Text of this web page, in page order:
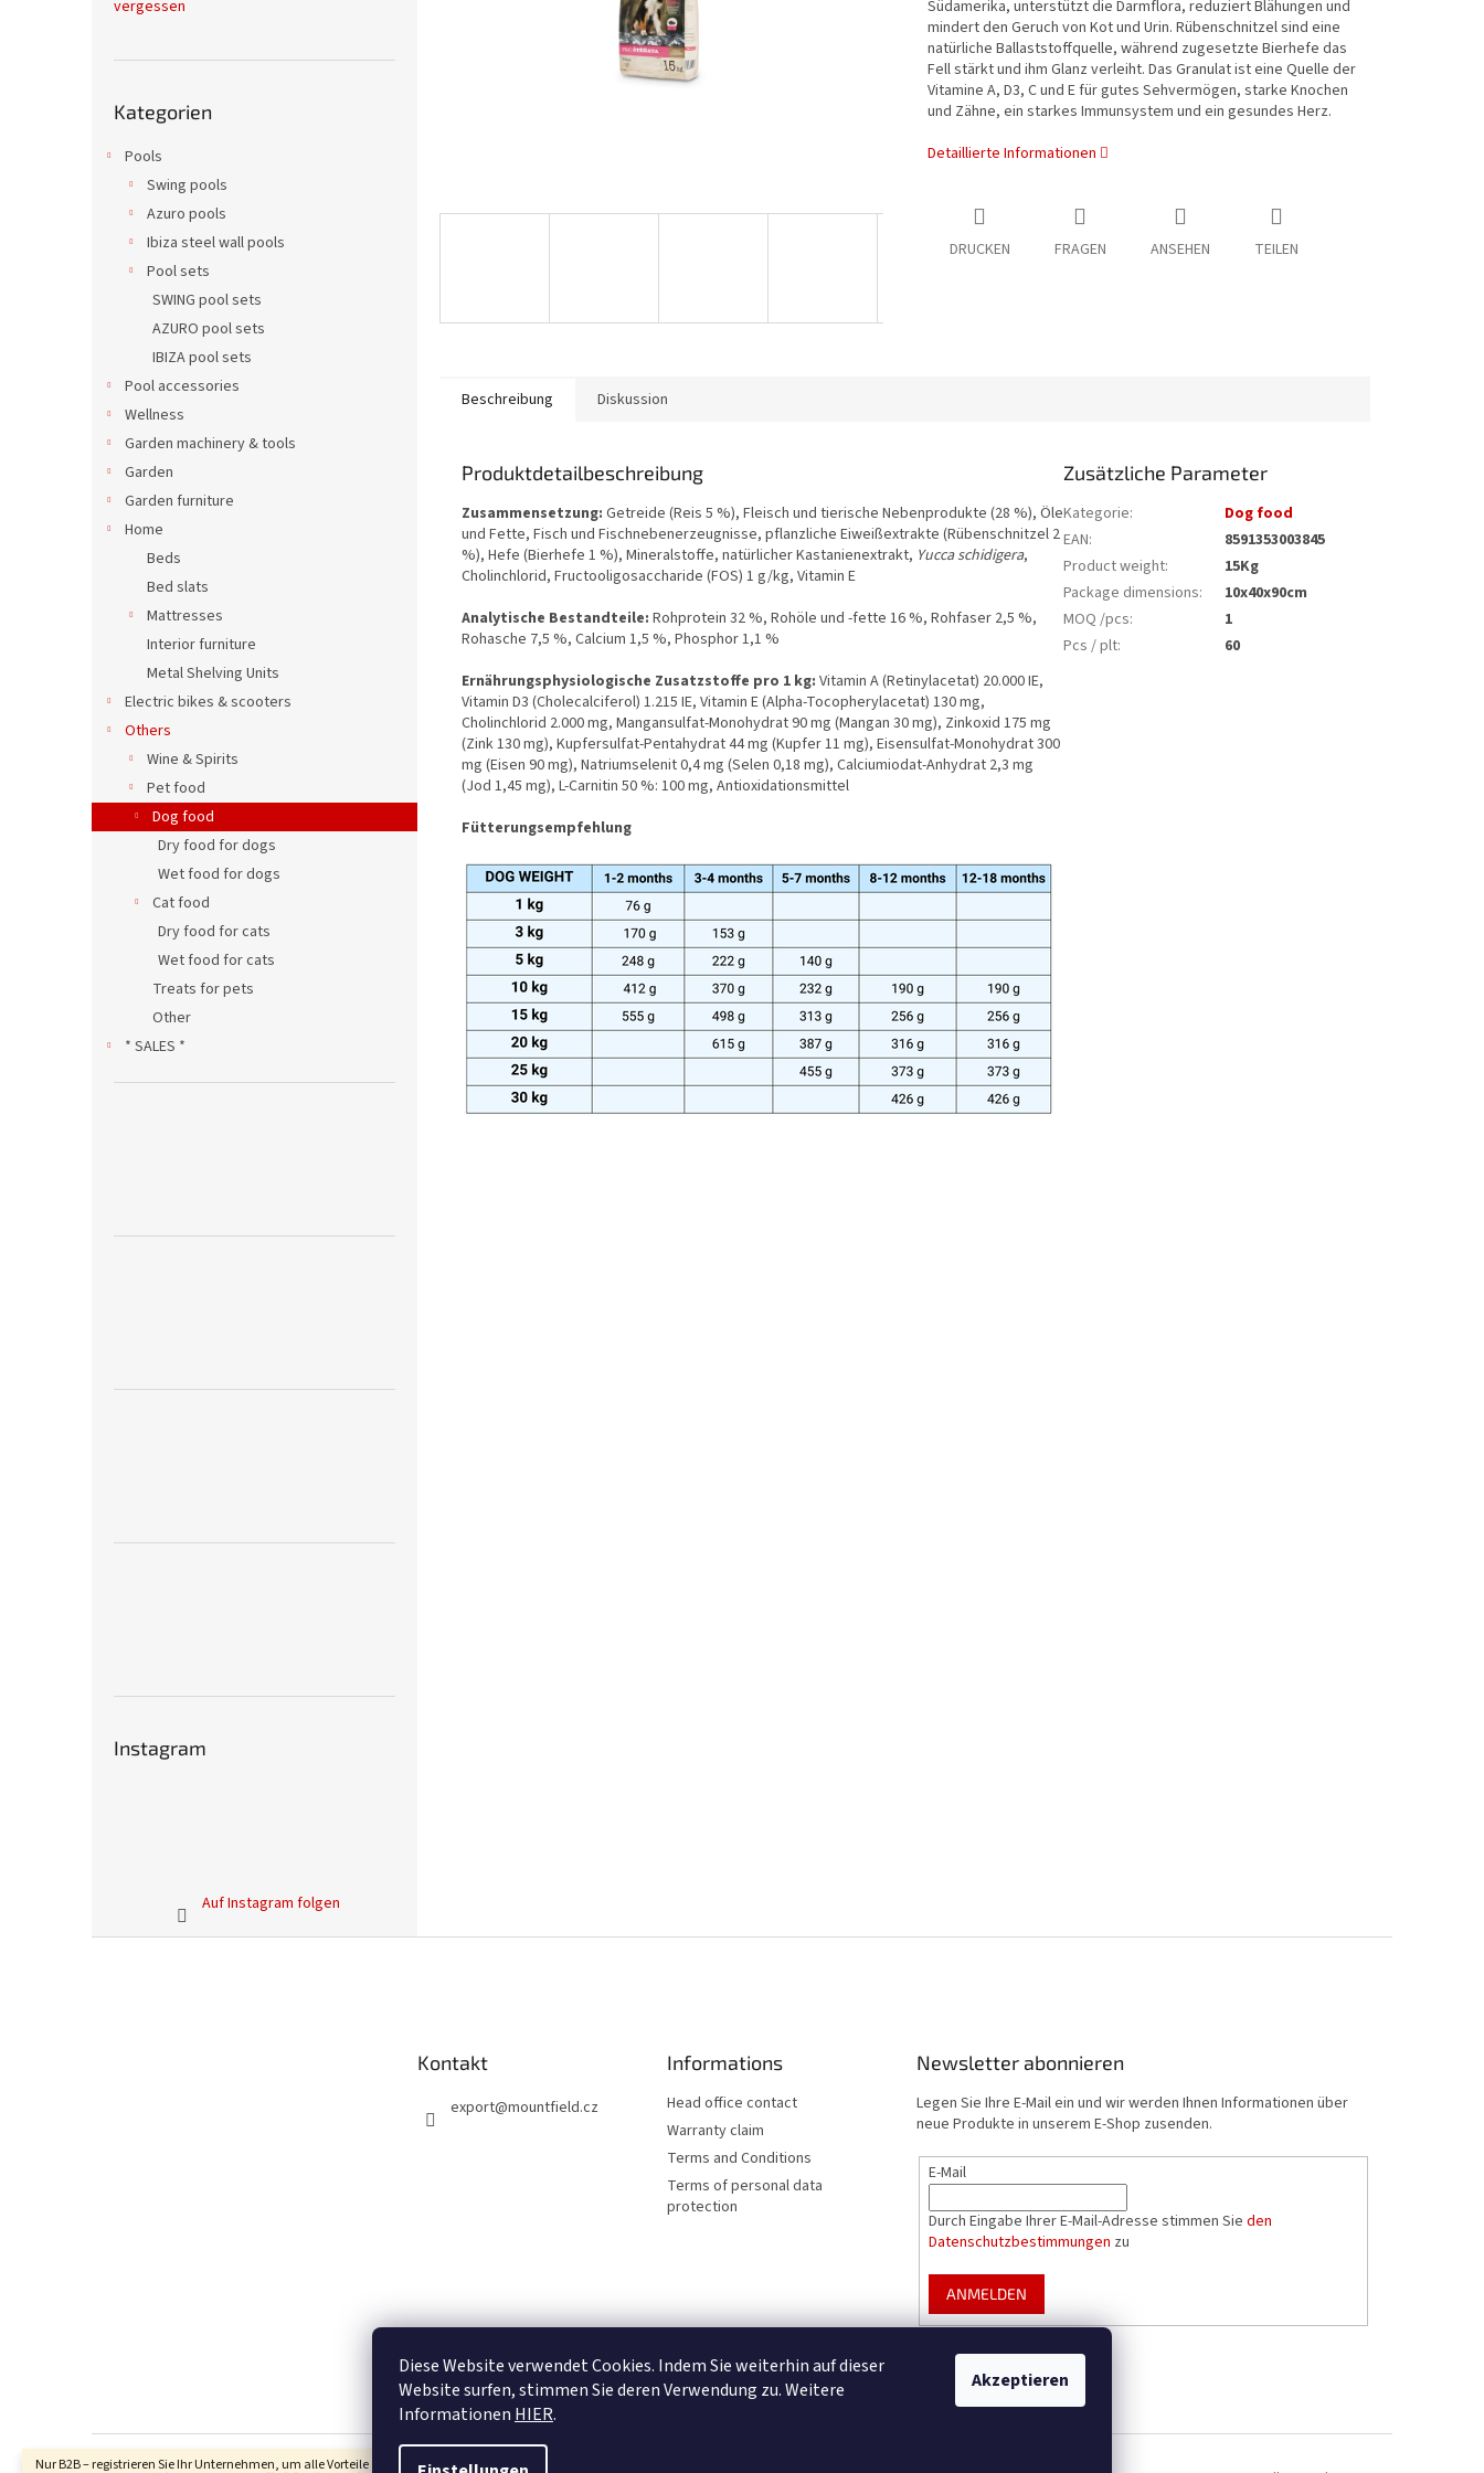
Diese Website verwendet Cookies. Indem Sie weiterhin auf dieser
Website surfen, stimmen Sie deren Verwendung zu. Weitere
Informationen HIER.
Akzeptieren
Nur B2B – registrieren Sie Ihr Unternehmen, um alle Vorteile zu nutzen (wenn Sie
vergessen
überspringen
Kategorien
Pools
Swing pools
Azuro pools
Ibiza steel wall pools
Pool sets
SWING pool sets
AZURO pool sets
IBIZA pool sets
Pool accessories
Wellness
Garden machinery & tools
Garden
Garden furniture
Home
Beds
Bed slats
Mattresses
Interior furniture
Metal Shelving Units
Electric bikes & scooters
Others
Wine & Spirits
Pet food
Dog food
Dry food for dogs
Wet food for dogs
Cat food
Dry food for cats
Wet food for cats
Treats for pets
Other
* SALES *
Instagram
Auf Instagram folgen
Südamerika, unterstützt die Darmflora, reduziert Blähungen und
mindert den Geruch von Kot und Urin. Rübenschnitzel sind eine
natürliche Ballaststoffquelle, während zugesetzte Bierhefe das
Fell stärkt und ihm Glanz verleiht. Das Granulat ist eine Quelle der
Vitamine A, D3, C und E für gutes Sehvermögen, starke Knochen
und Zähne, ein starkes Immunsystem und ein gesundes Herz.
Detaillierte Informationen
DRUCKEN FRAGEN ANSEHEN TEILEN
Beschreibung Diskussion
Produktdetailbeschreibung
Zusammensetzung: Getreide (Reis 5 %), Fleisch und tierische Nebenprodukte (28 %), Öle
und Fette, Fisch und Fischnebenerzeugnisse, pflanzliche Eiweißextrakte (Rübenschnitzel 2
%), Hefe (Bierhefe 1 %), Mineralstoffe, natürlicher Kastanienextrakt, Yucca schidigera,
Cholinchlorid, Fructooligosaccharide (FOS) 1 g/kg, Vitamin E
Analytische Bestandteile: Rohprotein 32 %, Rohöle und -fette 16 %, Rohfaser 2,5 %,
Rohasche 7,5 %, Calcium 1,5 %, Phosphor 1,1 %
Ernährungsphysiologische Zusatzstoffe pro 1 kg: Vitamin A (Retinylacetat) 20.000 IE,
Vitamin D3 (Cholecalciferol) 1.215 IE, Vitamin E (Alpha-Tocopherylacetat) 130 mg,
Cholinchlorid 2.000 mg, Mangansulfat-Monohydrat 90 mg (Mangan 30 mg), Zinkoxid 175 mg
(Zink 130 mg), Kupfersulfat-Pentahydrat 44 mg (Kupfer 11 mg), Eisensulfat-Monohydrat 300
mg (Eisen 90 mg), Natriumselenit 0,4 mg (Selen 0,18 mg), Calciumiodat-Anhydrat 2,3 mg
(Jod 1,45 mg), L-Carnitin 50 %: 100 mg, Antioxidationsmittel
Fütterungsempfehlung
Zusätzliche Parameter
Kategorie:
Dog food
EAN:
8591353003845
Product weight:
15Kg
Package dimensions:
10x40x90cm
MOQ /pcs:
1
Pcs / plt: 60
Kontakt
export@mountfield.cz
Informations
Head office contact
Warranty claim
Terms and Conditions
Terms of personal data
protection
Newsletter abonnieren
Legen Sie Ihre E-Mail ein und wir werden Ihnen Informationen über
neue Produkte in unserem E-Shop zusenden.
E-Mail
Durch Eingabe Ihrer E-Mail-Adresse stimmen Sieden
Datenschutzbestimmungen zu
ANMELDEN
Mountfield Premium pools & enclosures Konfigurator für Poolüberdachungen